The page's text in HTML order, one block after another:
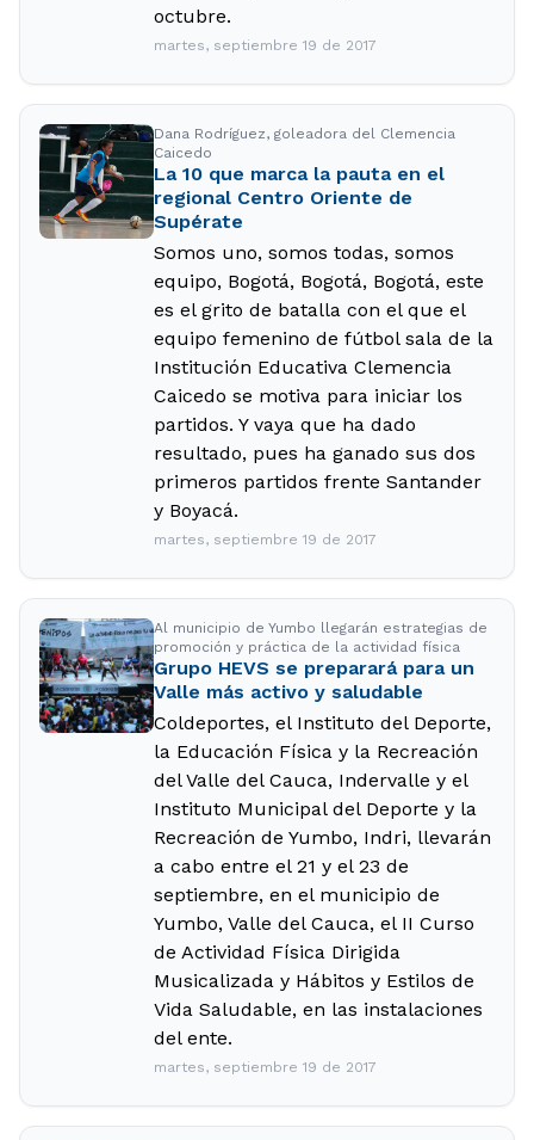
octubre.
martes, septiembre 19 de 2017
Dana Rodríguez, goleadora del Clemencia
Caicedo
La 10 que marca la pauta en el
regional Centro Oriente de
Supérate
Somos uno, somos todas, somos
equipo, Bogotá, Bogotá, Bogotá, este
es el grito de batalla con el que el
equipo femenino de fútbol sala de la
Institución Educativa Clemencia
Caicedo se motiva para iniciar los
partidos. Y vaya que ha dado
resultado, pues ha ganado sus dos
primeros partidos frente Santander
y Boyacá.
martes, septiembre 19 de 2017
Al municipio de Yumbo llegarán estrategias de
promoción y práctica de la actividad física
Grupo HEVS se preparará para un
Valle más activo y saludable
Coldeportes, el Instituto del Deporte,
la Educación Física y la Recreación
del Valle del Cauca, Indervalle y el
Instituto Municipal del Deporte y la
Recreación de Yumbo, Indri, llevarán
a cabo entre el 21 y el 23 de
septiembre, en el municipio de
Yumbo, Valle del Cauca, el II Curso
de Actividad Física Dirigida
Musicalizada y Hábitos y Estilos de
Vida Saludable, en las instalaciones
del ente.
martes, septiembre 19 de 2017